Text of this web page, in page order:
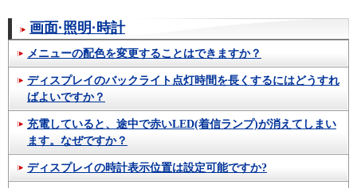
画面·照明·時計
メニューの配色を変更することはできますか？
ディスプレイのバックライト点灯時間を長くするにはどうすれ
ばよいですか？
充電していると、途中で赤いLED(着信ランプ)が消えてしまい
ます。なぜですか？
ディスプレイの時計表示位置は設定可能ですか?